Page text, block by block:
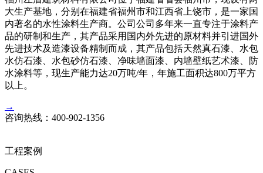
大生产基地，分别在福建省福州市和江西省上饶市，是一家国
内著名的水性涂料生产商。公司公司多年来一直专注于涂料产
品的研制和生产，其产品采用国内外先进的原材料并引进国外
先进技术及造漆设备精制而成，其产品包括天然真石漆、水包
水仿石漆、水包砂仿石漆、净味墙面漆、内墙壁纸艺术漆、防
水涂料等，现生产能力达20万吨/年，年施工面积达800万平方
以上。
→
咨询热线： 400-902-1356
工程案例